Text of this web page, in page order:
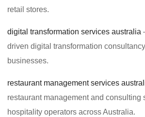
retail stores.
digital transformation services australia
driven digital transformation
businesses.
restaurant management services
restaurant management and consulting
hospitality operators across Australia.